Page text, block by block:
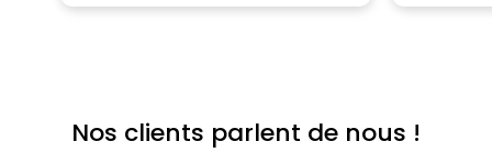
Nos clients parlent de nous !